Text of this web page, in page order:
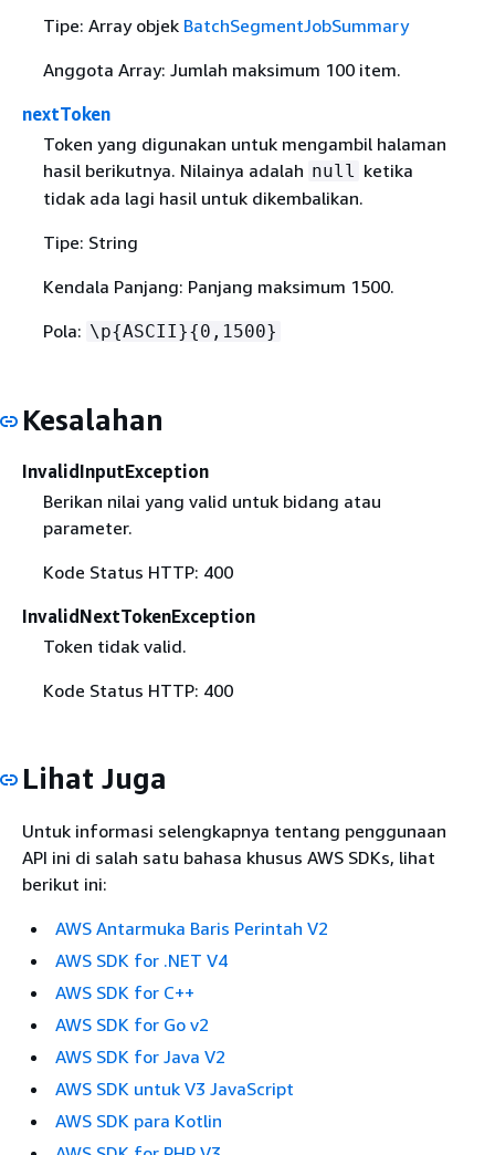
Tipe: Array objek BatchSegmentJobSummary
Anggota Array: Jumlah maksimum 100 item.
nextToken
Token yang digunakan untuk mengambil halaman
hasil berikutnya. Nilainya adalah null
ketika
tidak ada lagi hasil untuk dikembalikan.
Tipe: String
Kendala Panjang: Panjang maksimum 1500.
Pola: \p{ASCII}{0,1500}
Kesalahan
InvalidInputException
Berikan nilai yang valid untuk bidang atau
parameter.
Kode Status HTTP: 400
InvalidNextTokenException
Token tidak valid.
Kode Status HTTP: 400
Lihat Juga
Untuk informasi selengkapnya tentang penggunaan
API ini di salah satu bahasa khusus AWS SDKs, lihat
berikut ini:
AWS Antarmuka Baris Perintah V2
AWS SDK for .NET V4
AWS SDK for C++
AWS SDK for Go v2
AWS SDK for Java V2
AWS SDK untuk V3 JavaScript
AWS SDK para Kotlin